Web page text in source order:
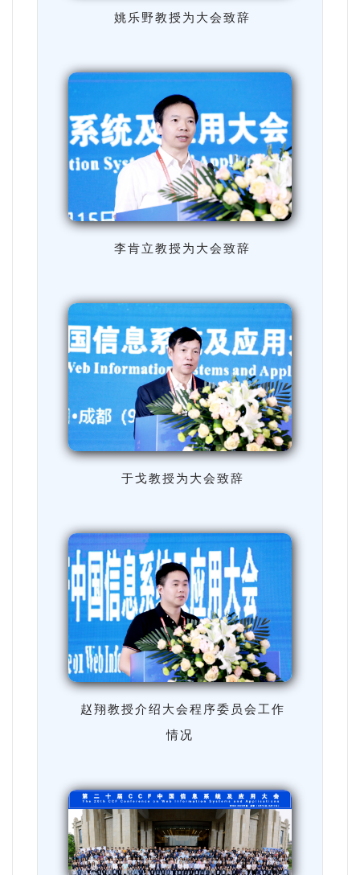
姚乐野教授为大会致辞
李肯立教授为大会致辞
于戈教授为大会致辞
赵翔教授介绍大会程序委员会工作
情况